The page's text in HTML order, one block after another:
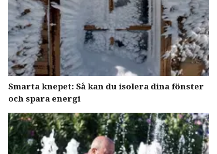
Smarta knepet: Så kan du isolera dina fönster
och spara energi